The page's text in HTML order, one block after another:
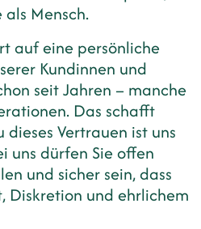
Mensch.
auf eine persönliche
Kundinnen und
seit Jahren – manche
Das schafft
Vertrauen ist uns
uns dürfen Sie offen
und sicher sein, dass
Diskretion und ehrlichem